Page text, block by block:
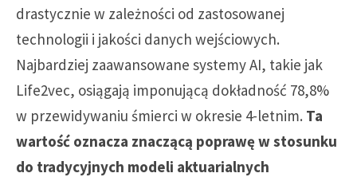
drastycznie w zależności od zastosowanej
technologii i jakości danych wejściowych.
Najbardziej zaawansowane systemy AI, takie jak
Life2vec, osiągają imponującą dokładność 78,8%
w przewidywaniu śmierci w okresie 4-letnim. Ta
wartość oznacza znaczącą poprawę w stosunku
do tradycyjnych modeli aktuarialnych